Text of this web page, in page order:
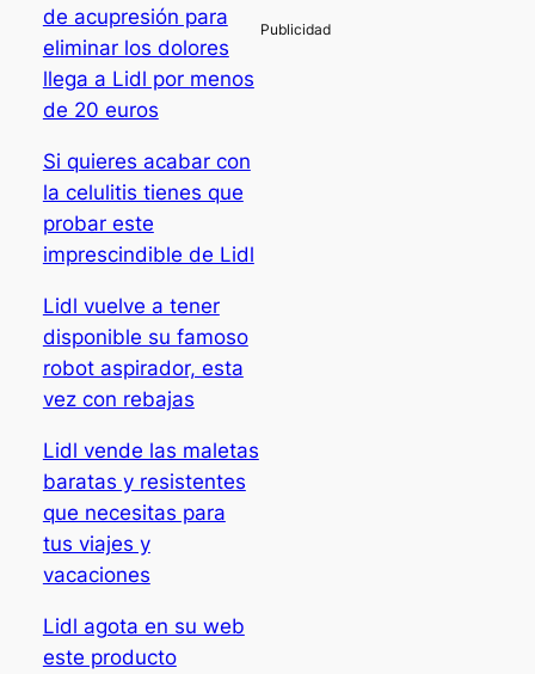
de acupresión para
eliminar los dolores
llega a Lidl por menos
de 20 euros
Si quieres acabar con
la celulitis tienes que
probar este
imprescindible de Lidl
Lidl vuelve a tener
disponible su famoso
robot aspirador, esta
vez con rebajas
Lidl vende las maletas
baratas y resistentes
que necesitas para
tus viajes y
vacaciones
Lidl agota en su web
este producto